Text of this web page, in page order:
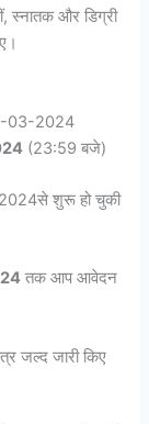
स्नातक और डिग्री
03-2024
(23:59 बजे)
शुरू हो चुकी
तक आप आवेदन
जल्द जारी किए